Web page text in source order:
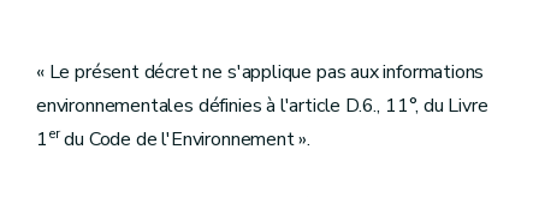
« Le présent décret ne s'applique pas aux informations
environnementales définies à l'article D.6., 11°, du Livre
1erdu Code de l'Environnement ».